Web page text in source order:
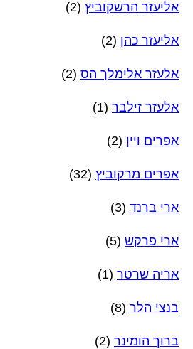
אליעזר הרשקוביץ (2)
אליעזר כהן (2)
אלעזר אלימלך הס (2)
אלעזר זילבר (1)
אפרים ויין (2)
אפרים מרקוביץ (32)
ארי ברנד (3)
ארי פרקש (5)
אריה שרטר (1)
בנצי הלר (8)
ברוך הומינר (2)